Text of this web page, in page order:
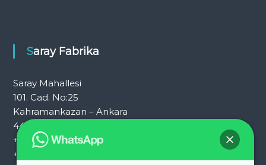
Saray Fabrika
Saray Mahallesi
101. Cad. No:25
Kahramankazan – Ankara
444 7 054
+90 312 353 25 72
+90 312 353 25 92